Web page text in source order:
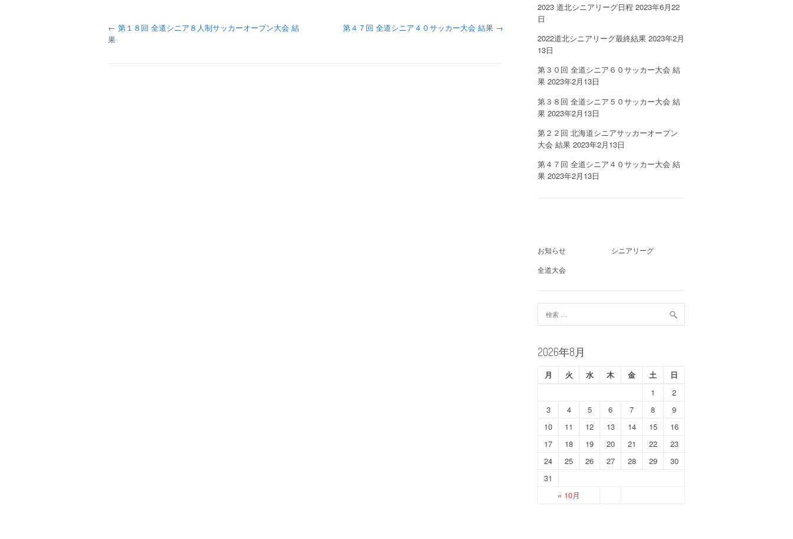
投
← 第１８回 全道シニア８人制サッカーオープン大会 結
果
第４７回 全道シニア４０サッカー大会 結果 →
2023 道北シニアリーグ日程 2023年6月22
日
2022道北シニアリーグ最終結果 2023年2月
13日
第３０回 全道シニア６０サッカー大会 結
果 2023年2月13日
第３８回 全道シニア５０サッカー大会 結
果 2023年2月13日
第２２回 北海道シニアサッカーオープン
大会 結果 2023年2月13日
第４７回 全道シニア４０サッカー大会 結
果 2023年2月13日
お知らせ
シニアリーグ
全道大会
索:
2026年8月
月 火 水 木 金 土 日
« 10月
1
2
3
4 5 6 7 8
9
10
11 12 13 14 15
16
17
18 19 20 21 22
23
24
25 26 27 28 29
30
31